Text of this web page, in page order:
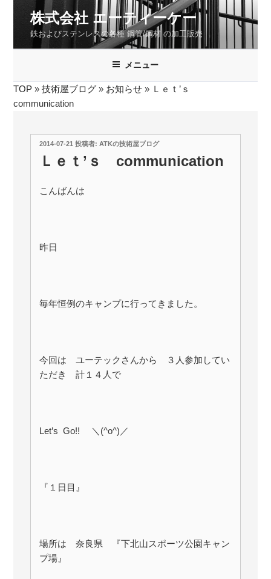
ン
ス
キ
株式会社 エーティーケー
鉄およびステンレスの各種 鋼管/鋼材 の加工販売
メニュー
TOP » 技術屋ブログ » お知らせ » Ｌｅｔ’ｓ
communication
投
稿
日:
2014-07-21投稿者: ATKの技術屋ブログ
Ｌｅｔ’ｓ communication
こんばんは
昨日
毎年恒例のキャンプに行ってきました。
今回は ユーテックさんから ３人参加してい
ただき 計１４人で
Let’s Go!! ＼(^o^)／
『１日目』
場所は 奈良県 『下北山スポーツ公園キャン
プ場』